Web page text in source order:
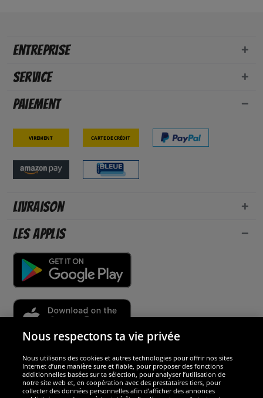
Entreprise
Service
Paiement
Virement Carte de crédit
Livraison
Les applis
Sécurité
Nous sommes excellents
Nous respectons ta vie privée
Nous utilisons des cookies et autres technologies pour offrir nos sites
Internet d’une manière sure et fiable, pour proposer des fonctions
additionnelles basées sur ta sélection, pour analyser l’utilisation de
notre site web et, en coopération avec des prestataires tiers, pour
collecter des données personnelles afin d’afficher des annonces